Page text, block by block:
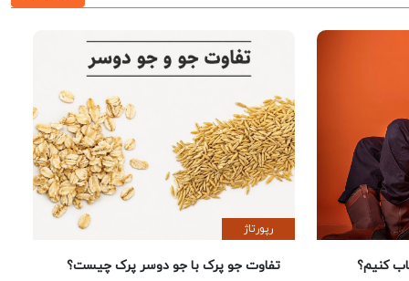
کنیم؟
رپورتاژ
تفاوت جو پرک با جو دوسر پرک چیست؟